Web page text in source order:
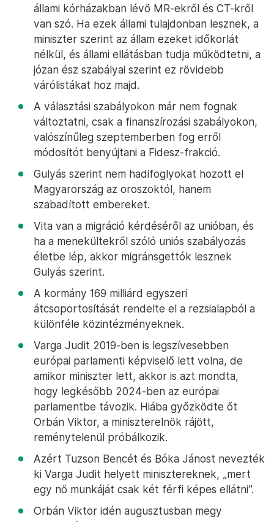
állami kórházakban lévő MR-ekről és CT-kről
van szó. Ha ezek állami tulajdonban lesznek, a
miniszter szerint az állam ezeket időkorlát
nélkül, és állami ellátásban tudja működtetni, a
józan ész szabályai szerint ez rövidebb
várólistákat hoz majd.
A választási szabályokon már nem fognak
változtatni, csak a finanszírozási szabályokon,
valószínűleg szeptemberben fog erről
módosítót benyújtani a Fidesz-frakció.
Gulyás szerint nem hadifoglyokat hozott el
Magyarország az oroszoktól, hanem
szabadított embereket.
Vita van a migráció kérdéséről az unióban, és
ha a menekültekről szóló uniós szabályozás
életbe lép, akkor migránsgettók lesznek
Gulyás szerint.
A kormány 169 milliárd egyszeri
átcsoportosítását rendelte el a rezsialapból a
különféle közintézményeknek.
Varga Judit 2019-ben is legszívesebben
európai parlamenti képviselő lett volna, de
amikor miniszter lett, akkor is azt mondta,
hogy legkésőbb 2024-ben az európai
parlamentbe távozik. Hiába győzködte őt
Orbán Viktor, a miniszterelnök rájött,
reménytelenül próbálkozik.
Azért Tuzson Bencét és Bóka Jánost nevezték
ki Varga Judit helyett minisztereknek, „mert
egy nő munkáját csak két férfi képes ellátni”.
Orbán Viktor idén augusztusban megy